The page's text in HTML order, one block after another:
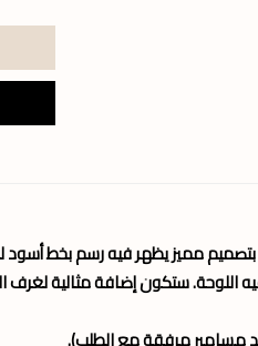
مميز يظهر فيه رسم بخط
ستكون إضافة مثالية لغرف